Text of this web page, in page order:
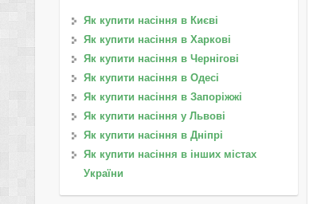
Як купити насіння в Києві
Як купити насіння в Харкові
Як купити насіння в Чернігові
Як купити насіння в Одесі
Як купити насіння в Запоріжжі
Як купити насіння у Львові
Як купити насіння в Дніпрі
Як купити насіння в інших містах
України